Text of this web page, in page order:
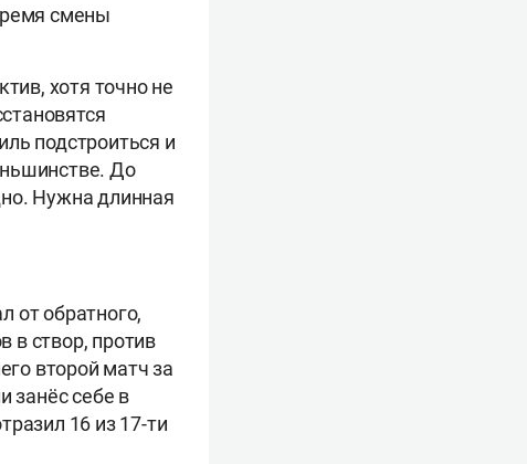
смены
хотя точно не
подстроиться и
До
Нужна длинная
от обратного,
в створ, против
второй матч за
занёс себе в
16 из 17-ти